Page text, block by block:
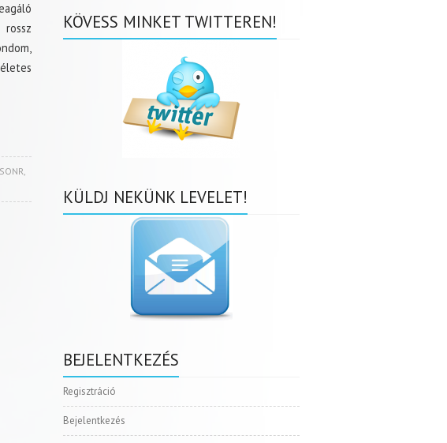
,
KÖVESS MINKET TWITTEREN!
KÜLDJ NEKÜNK LEVELET!
BEJELENTKEZÉS
Regisztráció
Bejelentkezés